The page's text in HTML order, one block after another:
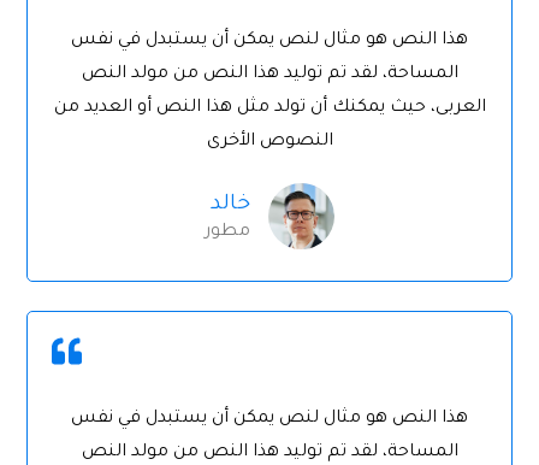
هذا النص هو مثال لنص يمكن أن يستبدل في نفس
المساحة، لقد تم توليد هذا النص من مولد النص
العربى، حيث يمكنك أن تولد مثل هذا النص أو العديد من
النصوص الأخرى
خالد
مطور
هذا النص هو مثال لنص يمكن أن يستبدل في نفس
المساحة، لقد تم توليد هذا النص من مولد النص